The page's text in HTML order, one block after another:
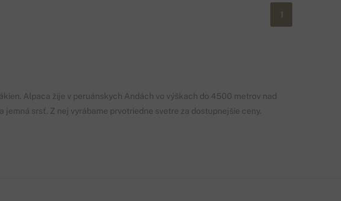
Alpaca žije v peruánskych Andách vo výškach do 4500 metrov nad
srsť. Z nej vyrábame prvotriedne svetre za dostupnejšie ceny.